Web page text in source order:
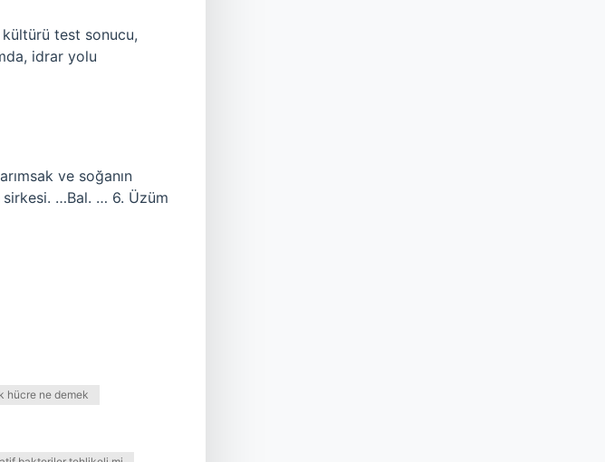
test sonucu,
idrar yolu
ve soğanın
…Bal. … 6. Üzüm
hücre ne demek